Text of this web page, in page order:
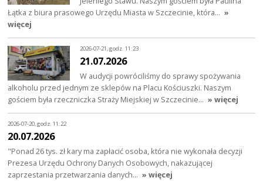
Łątka z biura prasowego Urzędu Miasta w Szczecinie, która… »
więcej
2026-07-21, godz. 11:23
21.07.2026
W audycji powróciliśmy do sprawy spożywania
alkoholu przed jednym ze sklepów na Placu Kościuszki. Naszym
gościem była rzeczniczka Straży Miejskiej w Szczecinie… » więcej
2026-07-20, godz. 11:22
20.07.2026
"Ponad 26 tys. zł kary ma zapłacić osoba, która nie wykonała decyzji
Prezesa Urzędu Ochrony Danych Osobowych, nakazującej
zaprzestania przetwarzania danych… » więcej